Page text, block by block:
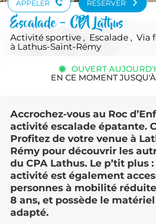
APPELER RÉSERVER
Escalade - CPA Lathus
Activité sportive , Escalade , Via
à Lathus-Saint-Rémy
OUVERT
EN CE MOMENT
Accrochez-vous au Roc
activité escalade épatante.
Profitez de votre venue à
Rémy pour découvrir les
du CPA Lathus. Le p’tit plus
activité est également
personnes à mobilité
8 ans, et possède le
adapté.